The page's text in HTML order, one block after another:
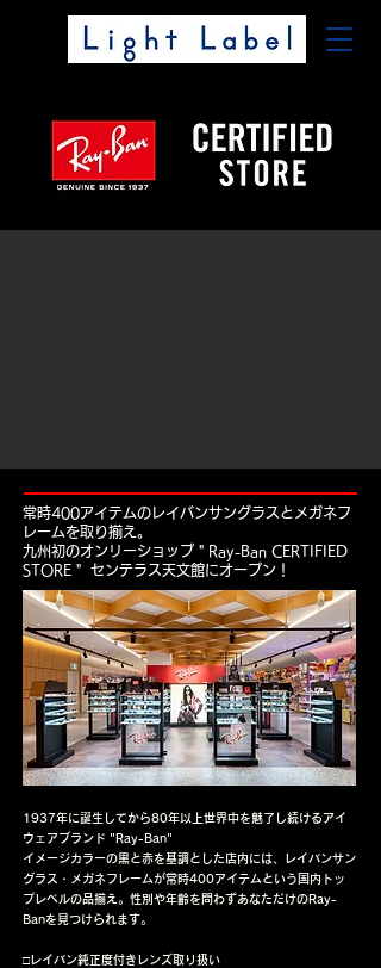
常時400アイテムのレイバンサングラスとメガネフ
レームを取り揃え。
九州初のオンリーショップ " Ray-Ban CERTIFIED
STORE " センテラス天文館にオープン！
1937年に誕生してから80年以上世界中を魅了し続けるアイ
ウェアブランド "Ray-Ban"
イメージカラーの黒と赤を基調とした店内には、レイバンサン
グラス・メガネフレームが常時400アイテムという国内トッ
プレベルの品揃え。性別や年齢を問わずあなただけのRay-
Banを見つけられます。
□レイバン純正度付きレンズ取り扱い